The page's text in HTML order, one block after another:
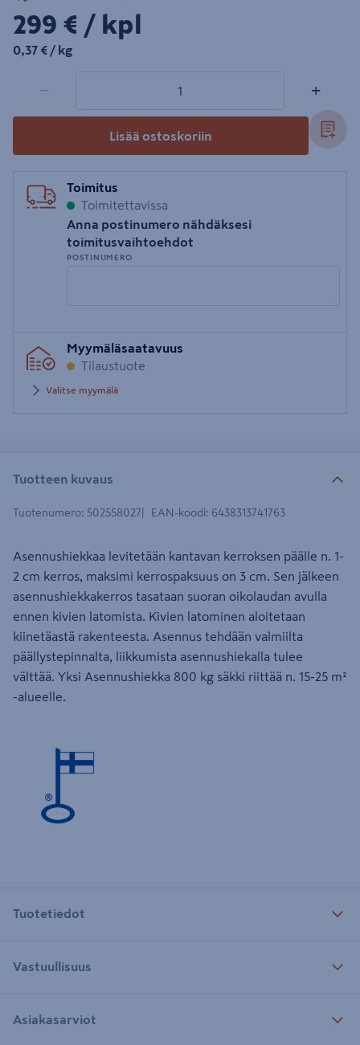
299€/kpl
299 € / kpl
0,37€/kg
0,37 € / kg
− +
Lisää ostoskoriin
Toimitus
Toimitettavissa
Anna postinumero nähdäksesi
toimitusvaihtoehdot
POSTINUMERO
postinumero
Myymäläsaatavuus
Tilaustuote
Valitse myymälä
Tuotteen kuvaus
Tuotenumero: 502558027 EAN-koodi: 6438313741763
Asennushiekkaa levitetään kantavan kerroksen päälle n. 1-
2 cm kerros, maksimi kerrospaksuus on 3 cm. Sen jälkeen
asennushiekkakerros tasataan suoran oikolaudan avulla
ennen kivien latomista. Kivien latominen aloitetaan
kiinetäastä rakenteesta. Asennus tehdään valmiilta
päällystepinnalta, liikkumista asennushiekalla tulee
välttää. Yksi Asennushiekka 800 kg säkki riittää n. 15-25 m²
-alueelle.
Tuotetiedot
Vastuullisuus
Asiakasarviot